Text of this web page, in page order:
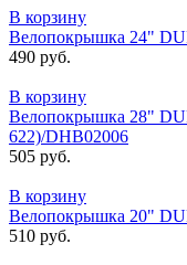
В корзину
Велопокрышка 24"
490 руб.
В корзину
Велопокрышка 28"
622)/DHB02006
505 руб.
В корзину
Велопокрышка 20"
510 руб.